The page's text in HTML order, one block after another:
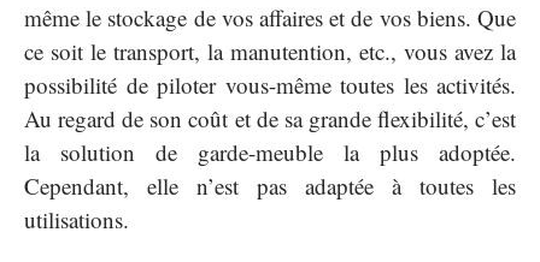
même le stockage de vos affaires et de vos biens. Que
ce soit le transport, la manutention, etc., vous avez la
possibilité de piloter vous-même toutes les activités.
Au regard de son coût et de sa grande flexibilité, c’est
la solution de garde-meuble la plus adoptée.
Cependant, elle n’est pas adaptée à toutes les
utilisations.